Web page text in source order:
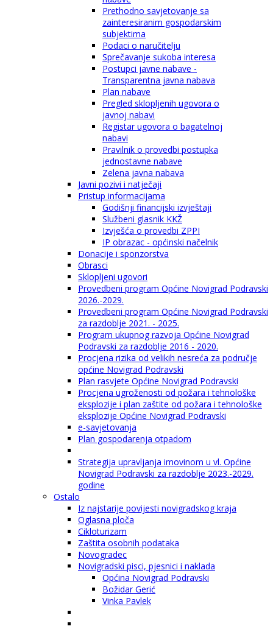
Prethodno savjetovanje sa
zainteresiranim gospodarskim
subjektima
Podaci o naručitelju
Sprečavanje sukoba interesa
Postupci javne nabave -
Transparentna javna nabava
Plan nabave
Pregled sklopljenih ugovora o
javnoj nabavi
Registar ugovora o bagatelnoj
nabavi
Pravilnik o provedbi postupka
jednostavne nabave
Zelena javna nabava
Javni pozivi i natječaji
Pristup informacijama
Godišnji financijski izvještaji
Službeni glasnik KKŽ
Izvješća o provedbi ZPPI
IP obrazac - općinski načelnik
Donacije i sponzorstva
Obrasci
Sklopljeni ugovori
Provedbeni program Općine Novigrad Podravski
2026.-2029.
Provedbeni program Općine Novigrad Podravski
za razdoblje 2021. - 2025.
Program ukupnog razvoja Općine Novigrad
Podravski za razdoblje 2016 - 2020.
Procjena rizika od velikih nesreća za područje
općine Novigrad Podravski
Plan rasvjete Općine Novigrad Podravski
Procjena ugroženosti od požara i tehnološke
eksplozije i plan zaštite od požara i tehnološke
eksplozije Općine Novigrad Podravski
e-savjetovanja
Plan gospodarenja otpadom
Strategija upravljanja imovinom u vl. Općine
Novigrad Podravski za razdoblje 2023.-2029.
godine
Ostalo
Iz najstarije povijesti novigradskog kraja
Oglasna ploča
Cikloturizam
Zaštita osobnih podataka
Novogradec
Novigradski pisci, pjesnici i naklada
Općina Novigrad Podravski
Božidar Gerić
Vinka Pavlek